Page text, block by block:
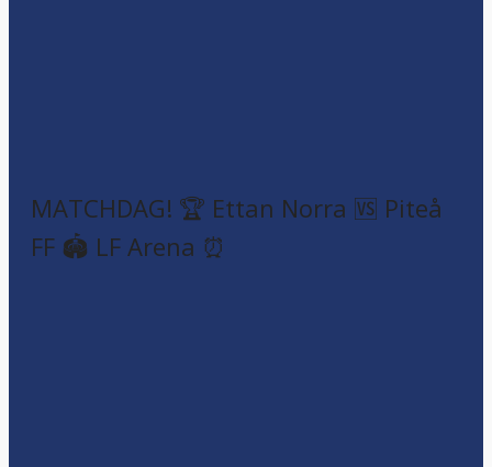
MATCHDAG! 🏆 Ettan Norra 🆚 Piteå
FF 🏟️ LF Arena ⏰